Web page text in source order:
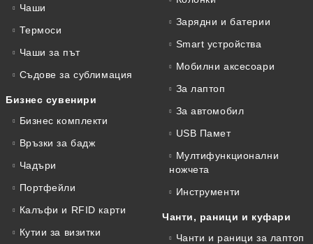
Чаши
Термоси
Чаши за път
Съдове за сублимация
Бизнес сувенири
Бизнес комплекти
Връзки за бадж
Чадъри
Портфейли
Калъфи и RFID карти
Кутии за визитки
Зарядни и батерии
Smart устройства
Мобилни аксесоари
За лаптоп
За автомобил
USB Памет
Мултифункционални
ножчета
Инструменти
Чанти, раници и куфари
Чанти и раници за лаптоп